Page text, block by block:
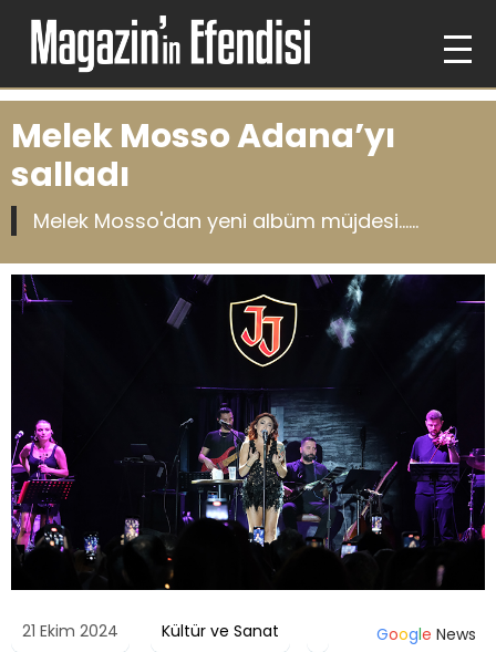
Melek Mosso Adana’yı
salladı
Melek Mosso'dan yeni albüm müjdesi......
21 Ekim 2024 Kültür ve Sanat Google News